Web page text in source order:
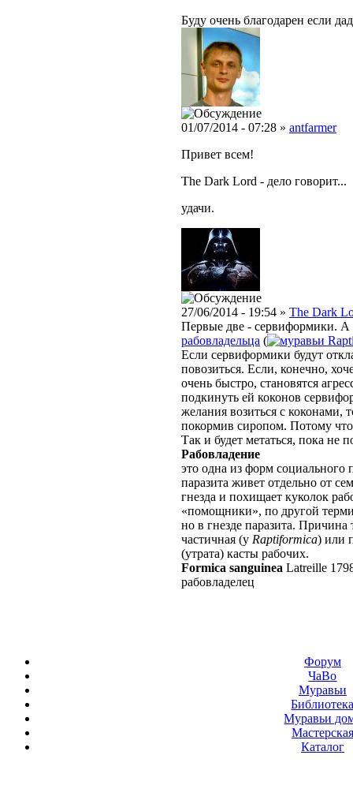
Буду очень благодарен если
01/07/2014 - 07:28 » antfarmer
Привет всем!
The Dark Lord - дело говорит...
удачи.
27/06/2014 - 19:54 » The Dark
Первые две - сервиформики. А
рабовладельца (
Если сервиформики будут
повозиться. Если, конечно,
очень быстро, становятся
подкинуть ей коконов
желания возиться с коконами,
покормив сиропом. Потому
Так и будет метаться, пока не
Рабовладение
это одна из форм социального
паразита живет отдельно от
гнезда и похищает куколок
«помощники», по другой
но в гнезде паразита.
частичная (у Raptiformica) или
(утрата) касты рабочих.
Formica sanguinea Latreille
рабовладелец
Форум
ЧаВо
Муравьи
Муравьи
Мастерская
Каталог